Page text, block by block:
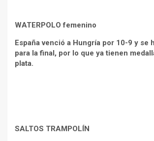
WATERPOLO femenino
España venció a Hungría por 10-9 y se
para la final, por lo que ya tienen
plata.
SALTOS TRAMPOLÍN